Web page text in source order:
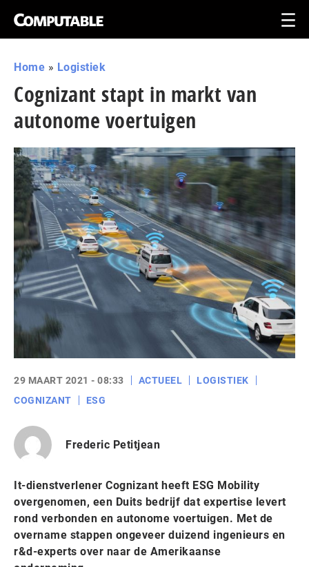
Home » Logistiek
Cognizant stapt in markt van
autonome voertuigen
29 MAART 2021 - 08:33 ACTUEEL
LOGISTIEK
COGNIZANT
ESG
Frederic Petitjean
It-dienstverlener Cognizant heeft ESG Mobility
overgenomen, een Duits bedrijf dat expertise levert
rond verbonden en autonome voertuigen. Met de
overname stappen ongeveer duizend ingenieurs en
r&d-experts over naar de Amerikaanse